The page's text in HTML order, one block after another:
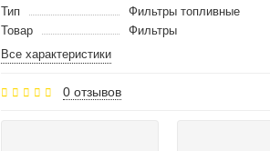
Тип
Фильтры топливные
Товар
Фильтры
Все характеристики
0 отзывов